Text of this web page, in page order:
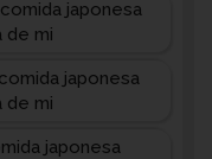
japonesa
de mi
japonesa
de mi
japonesa